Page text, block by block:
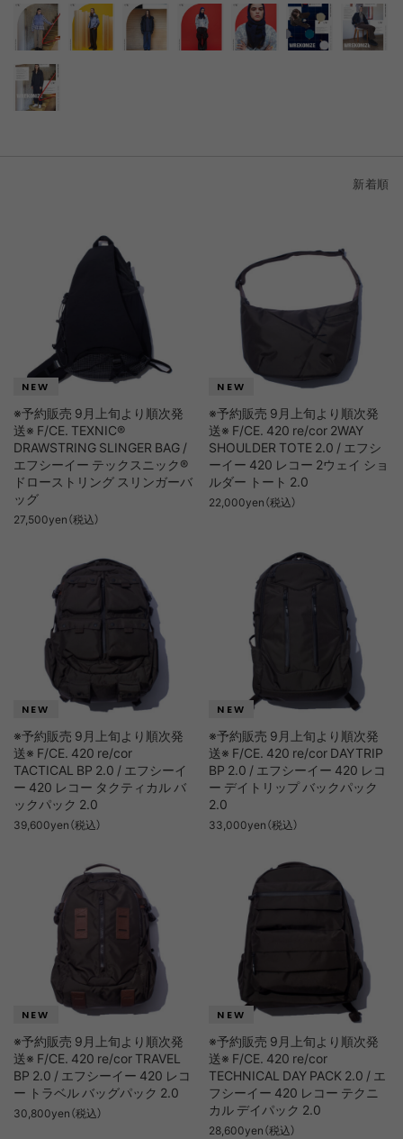
新着順
価格が高い順
※予約販売 9月上旬より順次発
送※ F/CE. TEXNIC®
DRAWSTRING SLINGER BAG /
エフシーイー テックスニック®
ドローストリング スリンガーバ
ッグ
27,500yen（税込）
※予約販売 9月上旬より順次発
送※ F/CE. 420 re/cor 2WAY
SHOULDER TOTE 2.0 / エフシ
ーイー 420 レコー 2ウェイ ショ
ルダー トート 2.0
22,000yen（税込）
※予約販売 9月上旬より順次発
送※ F/CE. 420 re/cor
TACTICAL BP 2.0 / エフシーイ
ー 420 レコー タクティカル バ
ックパック 2.0
39,600yen（税込）
※予約販売 9月上旬より順次発
送※ F/CE. 420 re/cor DAYTRIP
BP 2.0 / エフシーイー 420 レコ
ー デイトリップ バックパック
2.0
33,000yen（税込）
※予約販売 9月上旬より順次発
送※ F/CE. 420 re/cor TRAVEL
BP 2.0 / エフシーイー 420 レコ
ー トラベル バッグパック 2.0
30,800yen（税込）
※予約販売 9月上旬より順次発
送※ F/CE. 420 re/cor
TECHNICAL DAY PACK 2.0 / エ
フシーイー 420 レコー テクニ
カル デイパック 2.0
28,600yen（税込）